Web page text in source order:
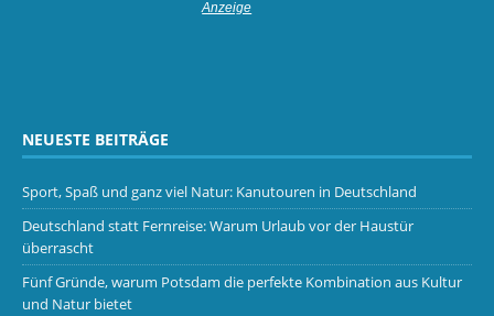
NEUESTE BEITRÄGE
Sport, Spaß und ganz viel Natur: Kanutouren in Deutschland
Deutschland statt Fernreise: Warum Urlaub vor der Haustür
überrascht
Fünf Gründe, warum Potsdam die perfekte Kombination aus Kultur
und Natur bietet